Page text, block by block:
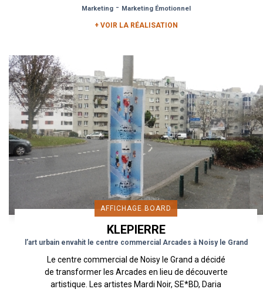
Marketing- Marketing Émotionnel
+ VOIR LA RÉALISATION
AFFICHAGE BOARD
KLEPIERRE
l’art urbain envahit le centre commercial Arcades à Noisy le Grand
Le centre commercial de Noisy le Grand a décidé
de transformer les Arcades en lieu de découverte
artistique. Les artistes Mardi Noir, SE*BD, Daria